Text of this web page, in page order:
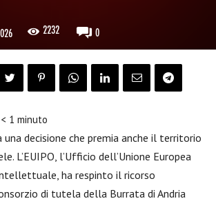
2232 0
< 1 minuto
una decisione che premia anche il territorio
L’EUIPO, l’Ufficio dell’Unione Europea
ha respinto il ricorso
di tutela della Burrata di Andria